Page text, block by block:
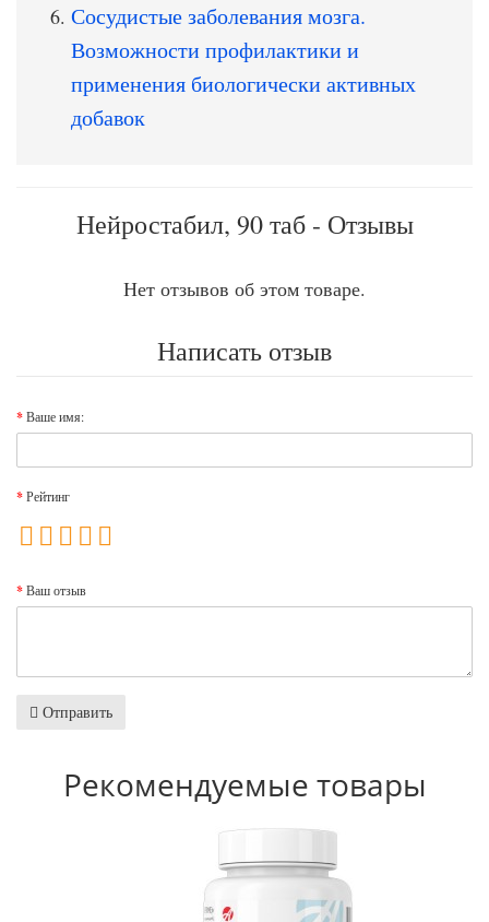
Сосудистые заболевания мозга.
Возможности профилактики и
применения биологически активных
добавок
Нейростабил, 90 таб - Отзывы
Нет отзывов об этом товаре.
Написать отзыв
Ваше имя:
Рейтинг
Ваш отзыв
Отправить
Рекомендуемые товары